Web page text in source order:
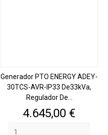
Generador PTO ENERGY ADEY-
30TCS-AVR-IP33 De33kVa,
Regulador De...
Precio
4.645,00 €